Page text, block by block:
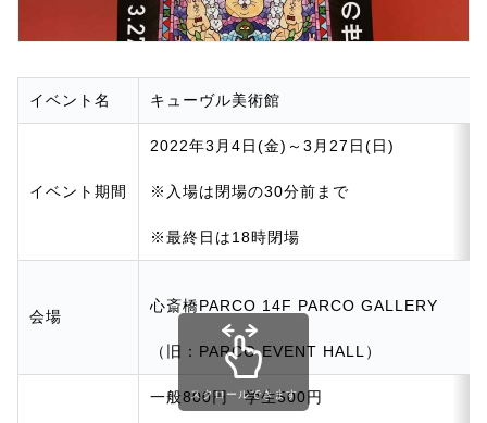
イベント名 キューヴル美術館
イベント期間
2022年3月4日(金)～3月27日(日)
※入場は閉場の30分前まで
※最終日は18時閉場
会場
心斎橋PARCO 14F PARCO GALLERY
（旧：PARCO EVENT HALL）
一般800円 学生500円
スクロールできます